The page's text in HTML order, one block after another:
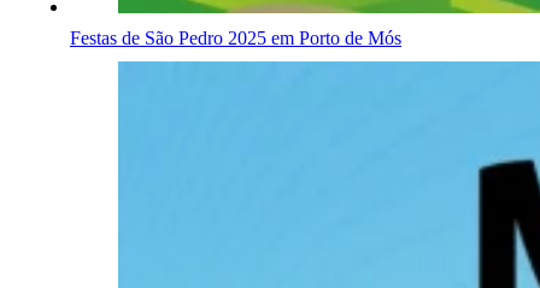
Festas de São Pedro 2025 em Porto de Mós